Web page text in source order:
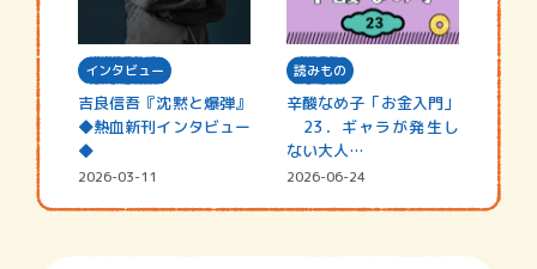
インタビュー
吉良信吾『沈黙と爆弾』
◆熱血新刊インタビュー
◆
2026-03-11
読みもの
辛酸なめ子「お金入門」
23．ギャラが発生し
ない大人…
2026-06-24